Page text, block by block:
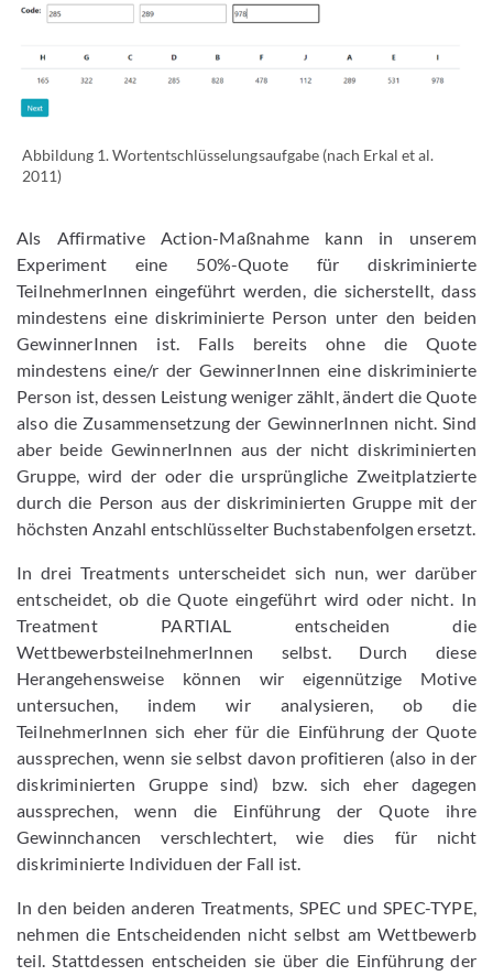
Enlarge image
Abbildung 1. Wortentschlüsselungsaufgabe (nach Erkal et al.
2011)
Als Affirmative Action-Maßnahme kann in unserem
Experiment eine 50%-Quote für diskriminierte
TeilnehmerInnen eingeführt werden, die sicherstellt, dass
mindestens eine diskriminierte Person unter den beiden
GewinnerInnen ist. Falls bereits ohne die Quote
mindestens eine/r der GewinnerInnen eine diskriminierte
Person ist, dessen Leistung weniger zählt, ändert die Quote
also die Zusammensetzung der GewinnerInnen nicht. Sind
aber beide GewinnerInnen aus der nicht diskriminierten
Gruppe, wird der oder die ursprüngliche Zweitplatzierte
durch die Person aus der diskriminierten Gruppe mit der
höchsten Anzahl entschlüsselter Buchstabenfolgen ersetzt.
In drei Treatments unterscheidet sich nun, wer darüber
entscheidet, ob die Quote eingeführt wird oder nicht. In
Treatment PARTIAL entscheiden die
WettbewerbsteilnehmerInnen selbst. Durch diese
Herangehensweise können wir eigennützige Motive
untersuchen, indem wir analysieren, ob die
TeilnehmerInnen sich eher für die Einführung der Quote
aussprechen, wenn sie selbst davon profitieren (also in der
diskriminierten Gruppe sind) bzw. sich eher dagegen
aussprechen, wenn die Einführung der Quote ihre
Gewinnchancen verschlechtert, wie dies für nicht
diskriminierte Individuen der Fall ist.
In den beiden anderen Treatments, SPEC und SPEC-TYPE,
nehmen die Entscheidenden nicht selbst am Wettbewerb
teil. Stattdessen entscheiden sie über die Einführung der